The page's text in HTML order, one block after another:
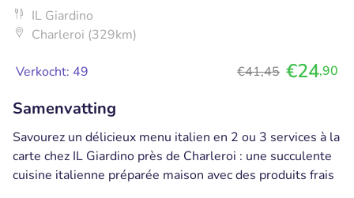
IL Giardino
Charleroi (329km)
Verkocht: 49 €41,45 €24,90
Samenvatting
Savourez un délicieux menu italien en 2 ou 3 services à la
carte chez IL Giardino près de Charleroi : une succulente
cuisine italienne préparée maison avec des produits frais